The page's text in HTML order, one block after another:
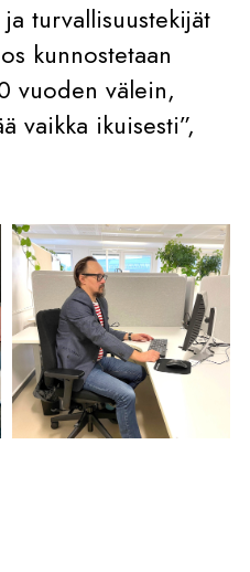
turvallisuustekijät
kunnostetaan
vuoden välein,
vaikka ikuisesti”,